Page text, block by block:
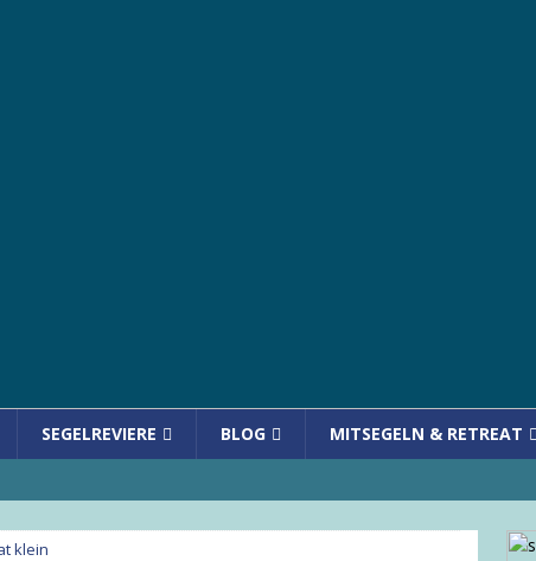
SEGELREVIERE BLOG MITSEGELN & RETREAT
klein